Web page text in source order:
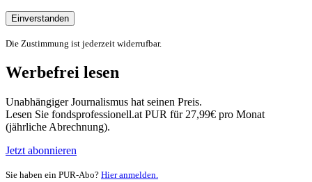
Einverstanden
Die Zustimmung ist jederzeit widerrufbar.
Werbefrei lesen
Unabhängiger Journalismus hat seinen Preis.
Lesen Sie fondsprofessionell.at PUR für 27,99€ pro Monat
(jährliche Abrechnung).
Jetzt abonnieren
Sie haben ein PUR-Abo? Hier anmelden.